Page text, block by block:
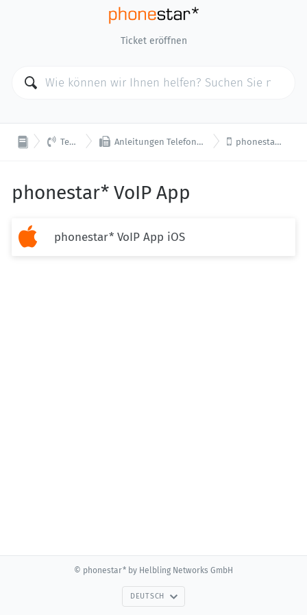
Ticket eröffnen
 Telefonie  Anleitungen Telefon / App / Softphone  phonestar* VoIP App
phonestar* VoIP App
 phonestar* VoIP App iOS
© phonestar* by Helbling Networks GmbH
DEUTSCH